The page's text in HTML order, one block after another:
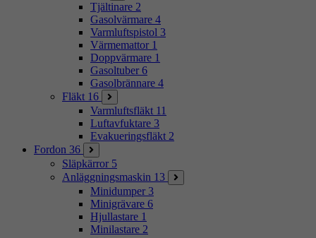
Tjältinare 2
Gasolvärmare 4
Varmluftspistol 3
Värmemattor 1
Doppvärmare 1
Gasoltuber 6
Gasolbrännare 4
Fläkt 16
Varmluftsfläkt 11
Luftavfuktare 3
Evakueringsfläkt 2
Fordon 36
Släpkärror 5
Anläggningsmaskin 13
Minidumper 3
Minigrävare 6
Hjullastare 1
Minilastare 2